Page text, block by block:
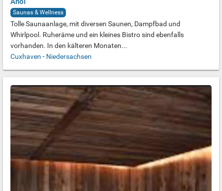
Saunas & Wellness
Tolle Saunaanlage, mit diversen Saunen, Dampfbad und
Whirlpool. Ruheräme und ein kleines Bistro sind ebenfalls
vorhanden. In den kälteren Monaten...
Cuxhaven - Niedersachsen